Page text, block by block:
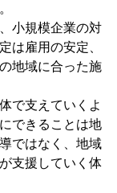
小規模企業の対
は雇用の安定、
地域に合った施
で支えていくよ
できることは地
ではなく、地域
支援していく体